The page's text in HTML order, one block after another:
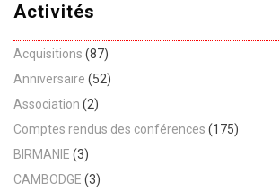
Activités
Acquisitions (87)
Anniversaire (52)
Association (2)
Comptes rendus des conférences (175)
BIRMANIE (3)
CAMBODGE (3)